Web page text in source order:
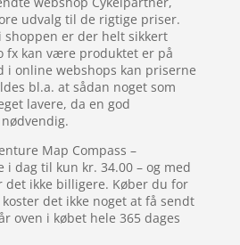
udvalg til de rigtige priser.
shoppen er der helt sikkert
fx kan være produktet er på
i online webshops kan priserne
bl.a. at sådan noget som
lavere, da en god
Map Compass –
i dag til kun kr. 34.00 – og med
ikke billigere. Køber du for
det ikke noget at få sendt
oven i købet hele 365 dages